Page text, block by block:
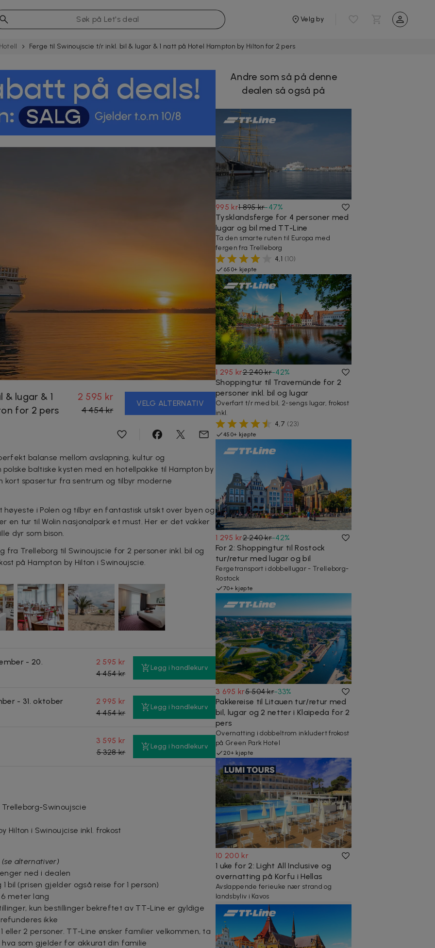
Velg by
Ferge til Swinoujscie t/r inkl. bil & lugar & 1 natt på Hotel Hampton by Hilton for 2 pers
& lugar & 1
for 2 pers
2 595 kr
4 454 kr
VELG ALTERNATIV
balanse mellom avslapning, kultur og
baltiske kysten med en hotellpakke til Hampton by
kort spasertur fra sentrum og tilbyr moderne
i Polen og tilbyr en fantastisk utsikt over byen og
en tur til Wolin nasjonalpark et must. Her er det vakker
dyr som bison.
Trelleborg til Swinoujscie for 2 personer inkl. bil og
på Hampton by Hilton i Swinoujscie.
- 20.
2 595 kr
4 454 kr
Legg i handlekurv
- 31. oktober
2 995 kr
4 454 kr
Legg i handlekurv
3 595 kr
5 328 kr
Legg i handlekurv
Swinoujscie
Hilton i Swinoujcise inkl. frokost
(se alternativer)
ned i dealen
bil (prisen gjelder også reise for 1 person)
meter lang
kun bestillinger bekreftet av TT-Line er gyldige
ikke
eller 2 personer. TT-Line ønsker familier velkommen, ta
som gjelder for akkurat din familie
Andre som så på denne
dealen så også på
995 kr1 895 kr-47%
Tysklandsferge for 4 personer med
lugar og bil med TT-Line
Ta den smarte ruten til Europa med
fergen fra Trelleborg
4,1 (10)
650+ kjøpte
1 295 kr2 240 kr-42%
Shoppingtur til Travemünde for 2
personer inkl. bil og lugar
Overfart t/r med bil, 2-sengs lugar, frokost
inkl.
4,7 (23)
450+ kjøpte
1 295 kr2 240 kr-42%
For 2: Shoppingtur til Rostock
tur/retur med lugar og bil
Fergetransport i dobbellugar - Trelleborg-
Rostock
70+ kjøpte
3 695 kr5 504 kr-33%
Pakkereise til Litauen tur/retur med
bil, lugar og 2 netter i Klaipeda for 2
pers
Overnatting i dobbeltrom inkludert frokost
på Green Park Hotel
20+ kjøpte
10 200 kr
1 uke for 2: Light All Inclusive og
overnatting på Korfu i Hellas
Avslappende ferieuke nær strand og
landsbyliv i Kavos